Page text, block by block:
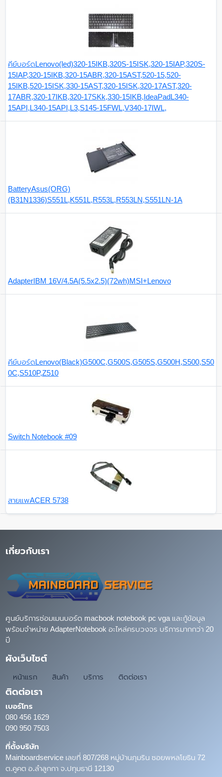
คีย์บอร์ดLenovo(led)320-15IKB,320S-15ISK,320-15IAP,320S-
15IAP,320-15IKB,320-15ABR,320-15AST,520-15,520-
15IKB,520-15ISK,330-15AST,320-15ISK,320-17AST,320-
17ABR,320-17IKB,320-17SKk,330-15IKB,IdeaPadL340-
15API,L340-15API,L3,S145-15FWL,V340-17IWL,
BatteryAsus(ORG)
(B31N1336)S551L,K551L,R553L,R553LN,S551LN-1A
AdapterIBM 16V/4.5A(5.5x2.5)(72wh)MSI+Lenovo
คีย์บอร์ดLenovo(Black)G500C,G500S,G505S,G500H,S500,S50
0C,S510P,Z510
Switch Notebook #09
สายแพACER 5738
เกี่ยวกับเรา
ศูนย์บริการซ่อมเมนบอร์ด macbook notebook pc vga และกู้ข้อมูล
พร้อมจำหน่าย AdapterNotebook อะไหล่ครบวงจร บริการมากกว่า 20
ปี
ผังเว็บไซต์
หน้าแรก สินค้า บริการ ติดต่อเรา
ติดต่อเรา
เบอร์โทร
080 456 1629
090 950 7503
ที่ตั้งบริษัท
Mainboardservice เลขที่ 807/268 หมู่บ้านภุมริน ซอยพหลโยธิน 72
ต.คูคต อ.ลำลูกกา จ.ปทุมธานี 12130